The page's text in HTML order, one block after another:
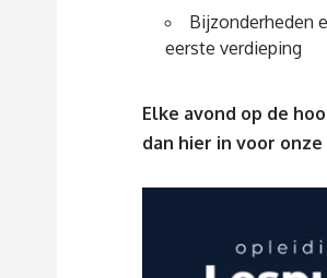
Bijzonderheden
eerste verdieping
Elke avond op de
dan hier in voor